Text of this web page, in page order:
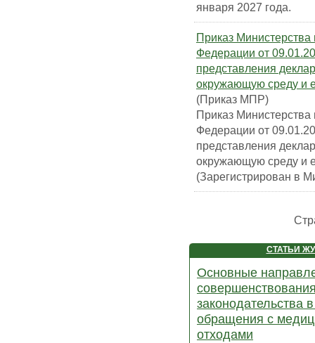
января 2027 года.
Приказ Министерства
Федерации от
представления
окружающую среду и
(Приказ МПР)
Приказ Министерства
Федерации от
представления
окружающую среду и
(Зарегистрирован в
СТАТЬИ
Основные
законодательства
обращения с
отходами